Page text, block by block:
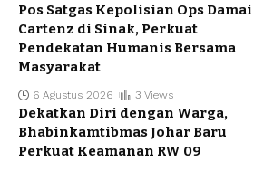
Pos Satgas Kepolisian Ops Damai
Cartenz di Sinak, Perkuat
Pendekatan Humanis Bersama
Masyarakat
6 Agustus 2026 3 Views
Dekatkan Diri dengan Warga,
Bhabinkamtibmas Johar Baru
Perkuat Keamanan RW 09